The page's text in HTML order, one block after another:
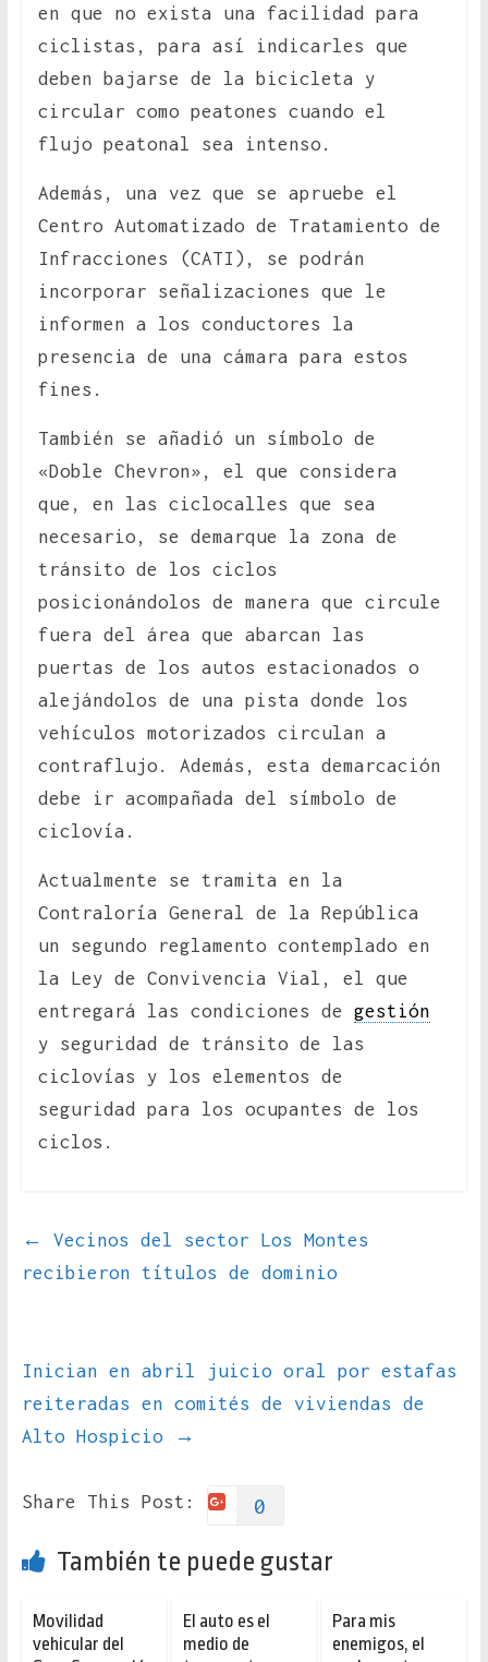
en que no exista una facilidad para
ciclistas, para así indicarles que
deben bajarse de la bicicleta y
circular como peatones cuando el
flujo peatonal sea intenso.
Además, una vez que se apruebe el
Centro Automatizado de Tratamiento de
Infracciones (CATI), se podrán
incorporar señalizaciones que le
informen a los conductores la
presencia de una cámara para estos
fines.
También se añadió un símbolo de
«Doble Chevron», el que considera
que, en las ciclocalles que sea
necesario, se demarque la zona de
tránsito de los ciclos
posicionándolos de manera que circule
fuera del área que abarcan las
puertas de los autos estacionados o
alejándolos de una pista donde los
vehículos motorizados circulan a
contraflujo. Además, esta demarcación
debe ir acompañada del símbolo de
ciclovía.
Actualmente se tramita en la
Contraloría General de la República
un segundo reglamento contemplado en
la Ley de Convivencia Vial, el que
entregará las condiciones de gestión
y seguridad de tránsito de las
ciclovías y los elementos de
seguridad para los ocupantes de los
ciclos.
←
Vecinos del sector Los Montes
recibieron títulos de dominio
Inician en abril juicio oral por estafas
reiteradas en comités de viviendas de
Alto Hospicio
→
Share This Post: 0
También te puede gustar
Movilidad
vehicular del
El auto es el
medio de
Para mis
enemigos, el